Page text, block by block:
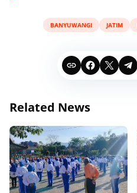
BANYUWANGI JATIM
Related News